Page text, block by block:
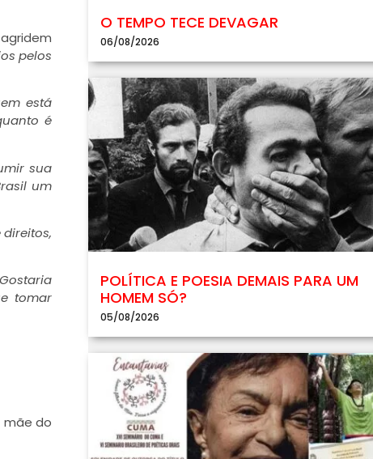
pelos
está
é
sua
um
tomar
mãe do
O TEMPO TECE DEVAGAR
06/08/2026
POLÍTICA E POESIA DEMAIS PARA UM
HOMEM SÓ?
05/08/2026